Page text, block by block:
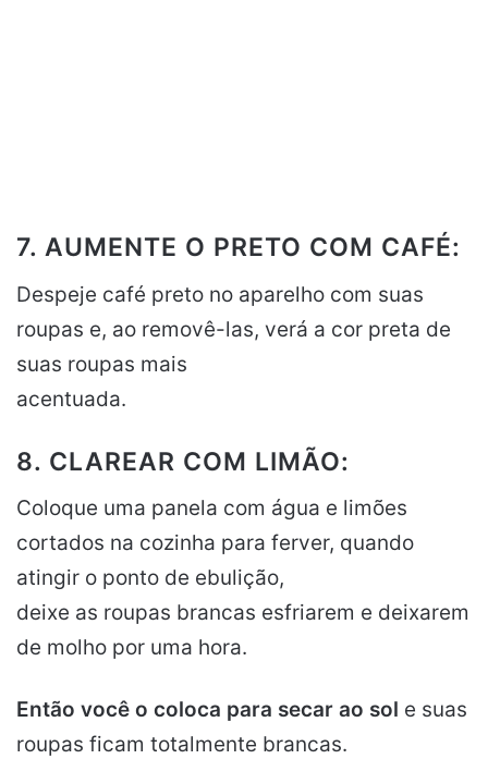
7. AUMENTE O PRETO COM CAFÉ:
Despeje café preto no aparelho com suas
roupas e, ao removê-las, verá a cor preta de
suas roupas mais
acentuada.
8. CLAREAR COM LIMÃO:
Coloque uma panela com água e limões
cortados na cozinha para ferver, quando
atingir o ponto de ebulição,
deixe as roupas brancas esfriarem e deixarem
de molho por uma hora.
Então você o coloca para secar ao sol e suas
roupas ficam totalmente brancas.